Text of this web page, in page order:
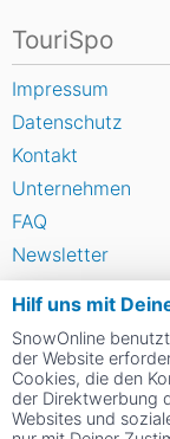
Hilf uns mit
SnowOnline
der Website
Cookies, die den
der Direktwerbung
Websites und
TouriSpo
Impressum
Datenschutz
Kontakt
Unternehmen
FAQ
Newsletter
Widget
Skigebiet
Social Web